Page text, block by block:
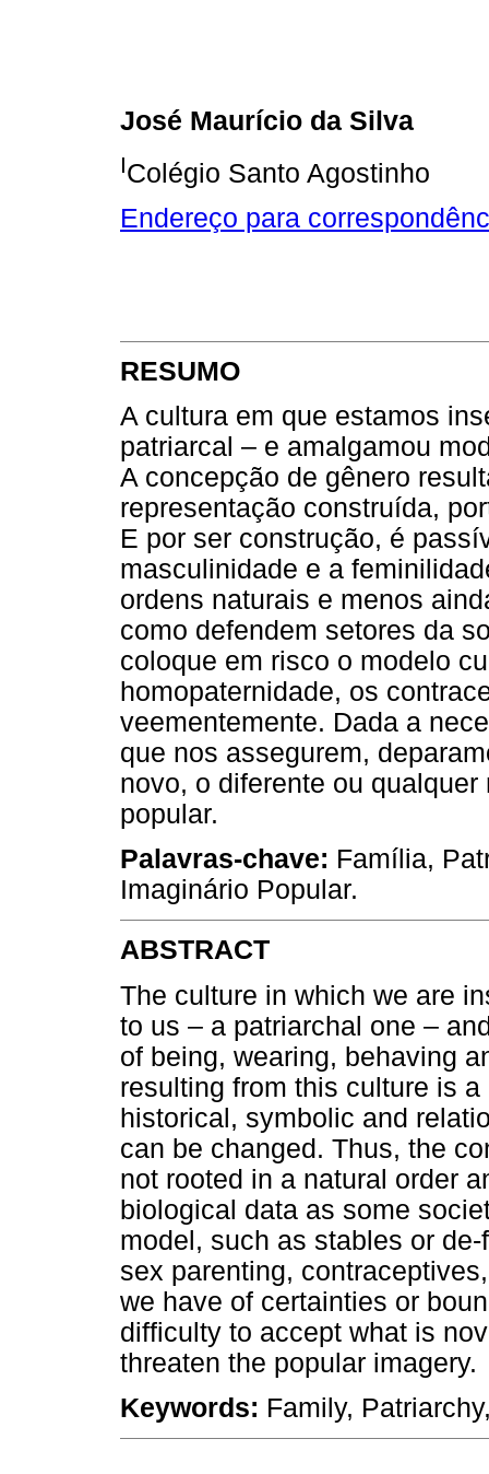
José Maurício da Silva
IColégio Santo Agostinho
Endereço para
RESUMO
A cultura em que estamos
patriarcal – e amalgamou
A concepção de gênero
representação construída,
E por ser construção, é
masculinidade e a
ordens naturais e menos
como defendem setores da
coloque em risco o modelo
homopaternidade, os
veementemente. Dada a
que nos assegurem,
novo, o diferente ou
popular.
Palavras-chave: Família,
Imaginário Popular.
ABSTRACT
The culture in which we are
to us – a patriarchal one –
of being, wearing, behaving
resulting from this culture is
historical, symbolic and
can be changed. Thus, the
not rooted in a natural order
biological data as some
model, such as stables or
sex parenting,
we have of certainties or
difficulty to accept what is
threaten the popular imagery.
Keywords: Family,